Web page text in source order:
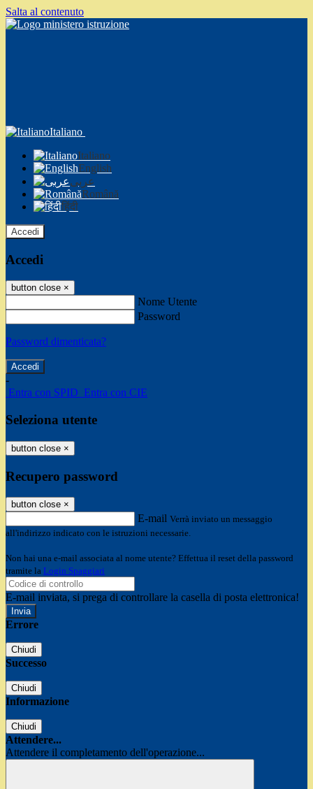
Salta al contenuto
Italiano
Italiano
English
عربى
Română
हिंदी
Accedi
Accedi
button close ×
Nome Utente
Password
Password dimenticata?
-
Entra con SPID Entra con CIE
Seleziona utente
button close ×
Recupero password
button close ×
E-mail Verrà inviato un messaggio
all'indirizzo indicato con le istruzioni necessarie.
Non hai una e-mail associata al nome utente? Effettua il reset della password
tramite la Login Spaggiari
E-mail inviata, si prega di controllare la casella di posta elettronica!
Errore
Chiudi
Successo
Chiudi
Informazione
Chiudi
Attendere...
Attendere il completamento dell'operazione...